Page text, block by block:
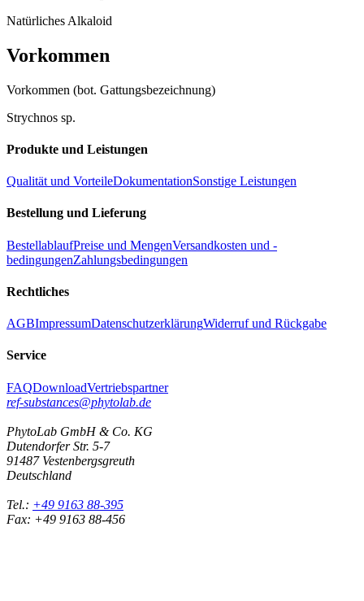
Natürliches Alkaloid
Vorkommen
Vorkommen (bot. Gattungsbezeichnung)
Strychnos sp.
Produkte und Leistungen
Qualität und VorteileDokumentationSonstige Leistungen
Bestellung und Lieferung
BestellablaufPreise und MengenVersandkosten und -
bedingungenZahlungsbedingungen
Rechtliches
AGBImpressumDatenschutzerklärungWiderruf und Rückgabe
Service
FAQDownloadVertriebspartner
ref-substances@phytolab.de
PhytoLab GmbH & Co. KG
Dutendorfer Str. 5-7
91487 Vestenbergsgreuth
Deutschland
Tel.: +49 9163 88-395
Fax: +49 9163 88-456